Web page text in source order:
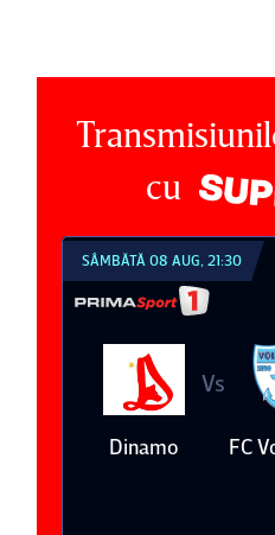
cu
SÂMBĂTĂ 08 AUG, 21:30
Dinamo
Vs
FC